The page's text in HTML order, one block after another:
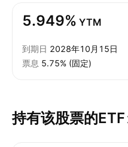
5.949% YTM
到期日 2028年10月15日
票息 5.75% (固定)
持有该股票的ETF